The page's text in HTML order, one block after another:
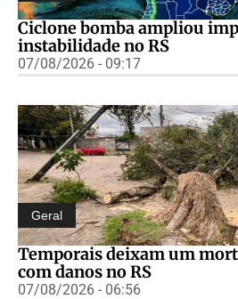
Ciclone bomba ampliou
instabilidade no RS
07/08/2026 - 09:17
Geral
Temporais deixam um
com danos no RS
07/08/2026 - 06:56